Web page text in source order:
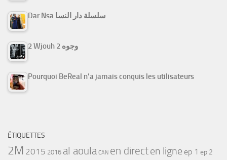
Dar Nsa سلسلة دار النسا
2 Wjouh 2 وجوه
Pourquoi BeReal n’a jamais conquis les utilisateurs
ÉTIQUETTES
2M 2015 2016 al aoula CAN en directen ligne ep 1 ep 2